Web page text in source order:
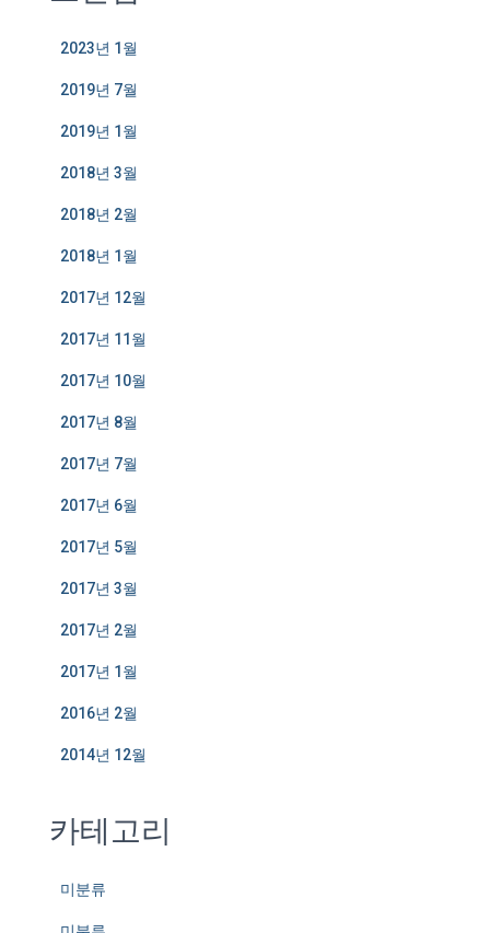
2023년 1월
2019년 7월
2019년 1월
2018년 3월
2018년 2월
2018년 1월
2017년 12월
2017년 11월
2017년 10월
2017년 8월
2017년 7월
2017년 6월
2017년 5월
2017년 3월
2017년 2월
2017년 1월
2016년 2월
2014년 12월
카테고리
미분류